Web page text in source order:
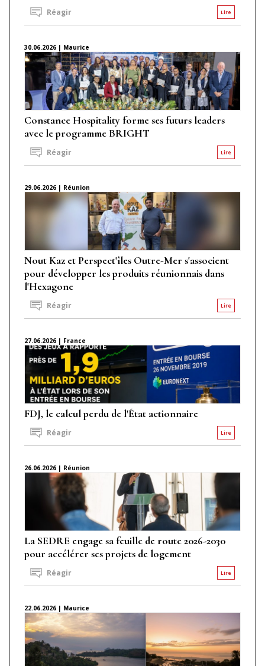
Lire
Réagir
30.06.2026 | Maurice
Constance Hospitality forme ses futurs leaders
avec le programme BRIGHT
Lire
Réagir
29.06.2026 | Réunion
Nout Kaz et Perspect'îles Outre-Mer s'associent
pour développer les produits réunionnais dans
l'Hexagone
Lire
Réagir
27.06.2026 | France
FDJ, le calcul perdu de l'État actionnaire
Lire
Réagir
26.06.2026 | Réunion
La SEDRE engage sa feuille de route 2026-2030
pour accélérer ses projets de logement
Lire
Réagir
22.06.2026 | Maurice